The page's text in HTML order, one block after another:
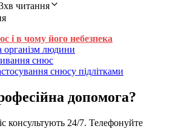
читання
і в чому його небезпека
організм людини
снюс
снюсу підлітками
допомога?
консультують 24/7. Телефонуйте